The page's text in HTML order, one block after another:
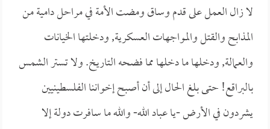
لا زال العمل على قدم وساق ومضت الأمة في مراحل دامية من
المذابح والقتل والمواجهات العسكرية, ودخلتها الخيانات
والعمالة, ودخلها ما دخلها مما فضحه التاريخ. ولا تستر الشمس
بالبراقع! حتى بلغ الحال إلى أن أصبح إخواننا الفلسطينيين
يشردون في الأرض -يا عباد الله- والله ما سافرت دولة إلا